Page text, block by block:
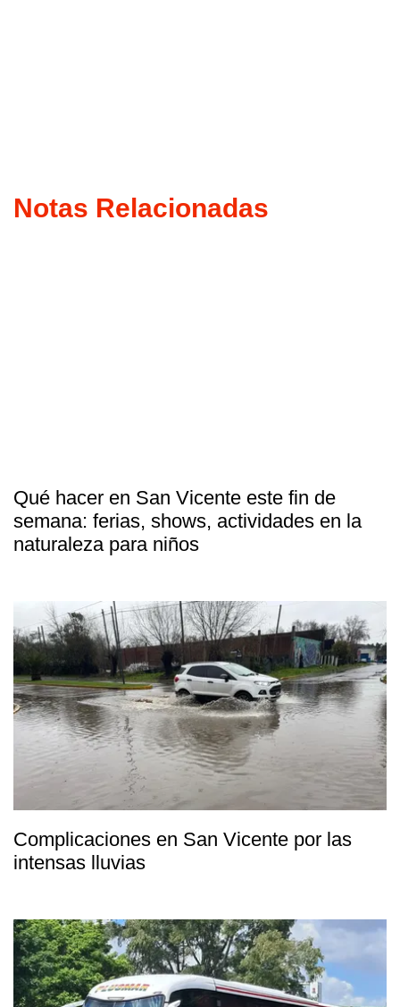
Notas Relacionadas
Qué hacer en San Vicente este fin de
semana: ferias, shows, actividades en la
naturaleza para niños
Complicaciones en San Vicente por las
intensas lluvias